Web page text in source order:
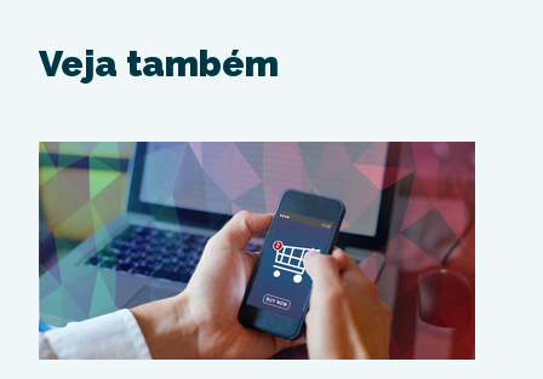
Veja também